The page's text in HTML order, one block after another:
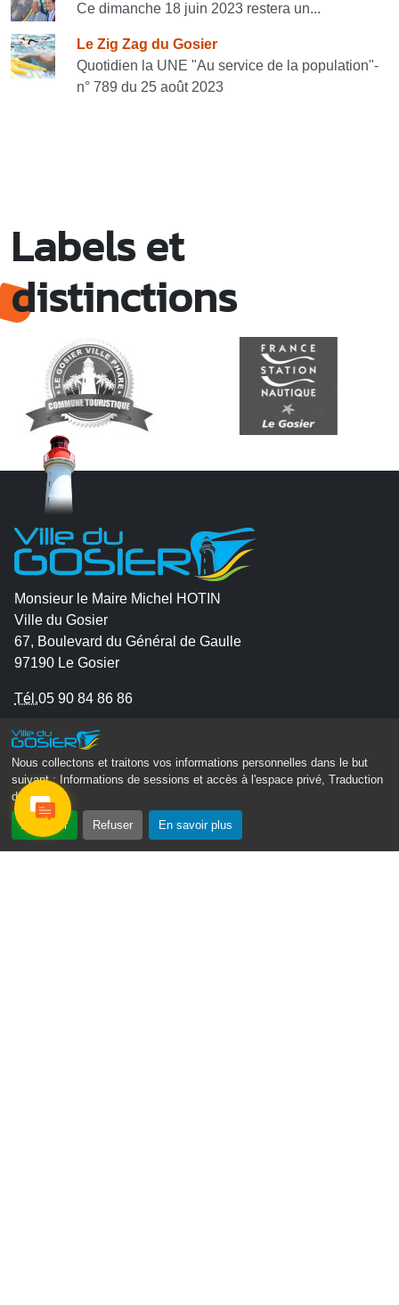
Nous collectons et traitons vos informations personnelles dans le but
suivant :
Informations de sessions et accès à l'espace privé, Traduction
des pages .
Accepter Refuser En savoir plus
Ce dimanche 18 juin 2023 restera un...
Le Zig Zag du Gosier
Quotidien la UNE "Au service de la population"-
n° 789 du 25 août 2023
Labels et
distinctions
Monsieur le Maire Michel HOTIN
Ville du Gosier
67, Boulevard du Général de Gaulle
97190 Le Gosier
Tél.05 90 84 86 86
Envoyer un email
Contacter la P.R.A.D.A
Contactez le délégué à la protection des données
personnelles - D.P.O
Suivez-nous